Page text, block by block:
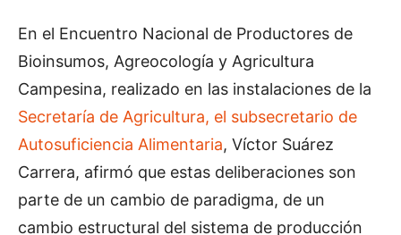
En el Encuentro Nacional de Productores de
Bioinsumos, Agreocología y Agricultura
Campesina, realizado en las instalaciones de la
Secretaría de Agricultura, el subsecretario de
Autosuficiencia Alimentaria, Víctor Suárez
Carrera, afirmó que estas deliberaciones son
parte de un cambio de paradigma, de un
cambio estructural del sistema de producción